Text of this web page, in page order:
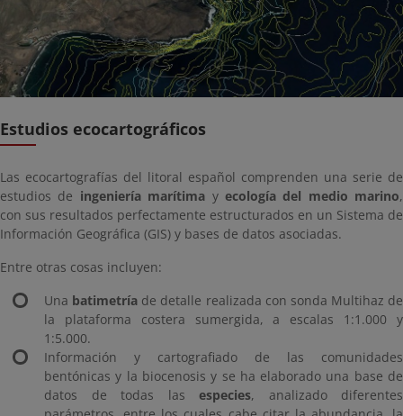
Estudios ecocartográficos
Las ecocartografías del litoral español comprenden una serie de
estudios de ingeniería marítima y ecología del medio marino,
con sus resultados perfectamente estructurados en un Sistema de
Información Geográfica (GIS) y bases de datos asociadas.
Entre otras cosas incluyen:
Una batimetría de detalle realizada con sonda Multihaz de
la plataforma costera sumergida, a escalas 1:1.000 y
1:5.000.
Información y cartografiado de las comunidades
bentónicas y la biocenosis y se ha elaborado una base de
datos de todas las especies, analizado diferentes